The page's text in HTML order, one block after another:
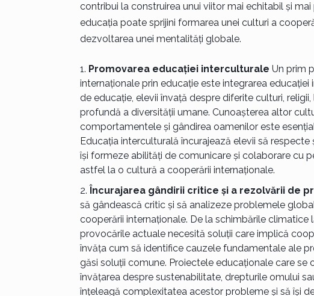
contribui la construirea unui viitor mai echitabil și
educația poate sprijini formarea unei culturi a
dezvoltarea unei mentalități globale.
Promovarea educației interculturale Un prim
internaționale prin educație este integrarea
de educație, elevii învață despre diferite culturi,
profundă a diversității umane. Cunoașterea altor
comportamentele și gândirea oamenilor este
Educația interculturală încurajează elevii să
își formeze abilități de comunicare și colaborare cu
astfel la o cultură a cooperării internaționale.
Încurajarea gândirii critice și a rezolvării de
să gândească critic și să analizeze problemele
cooperării internaționale. De la schimbările
provocările actuale necesită soluții care implică
învăța cum să identifice cauzele fundamentale ale
găsi soluții comune. Proiectele educaționale care
învățarea despre sustenabilitate, drepturile omului
înțeleagă complexitatea acestor probleme și să își